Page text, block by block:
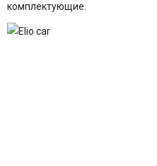
комплектующие.